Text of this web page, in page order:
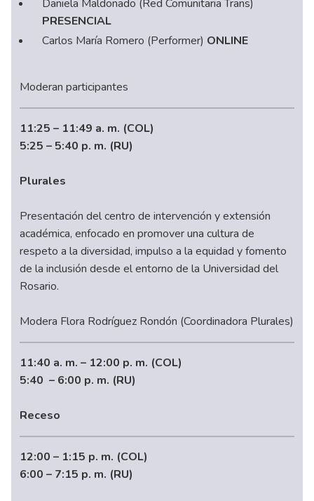
Daniela Maldonado (Red Comunitaria Trans)
PRESENCIAL
Carlos María Romero (Performer) ONLINE
Moderan participantes
11:25 – 11:49 a. m. (COL)
5:25 – 5:40 p. m. (RU)
Plurales
Presentación del centro de intervención y extensión
académica, enfocado en promover una cultura de
respeto a la diversidad, impulso a la equidad y fomento
de la inclusión desde el entorno de la Universidad del
Rosario.
Modera Flora Rodríguez Rondón (Coordinadora Plurales)
11:40 a. m. – 12:00 p. m. (COL)
5:40 – 6:00 p. m. (RU)
Receso
12:00 – 1:15 p. m. (COL)
6:00 – 7:15 p. m. (RU)